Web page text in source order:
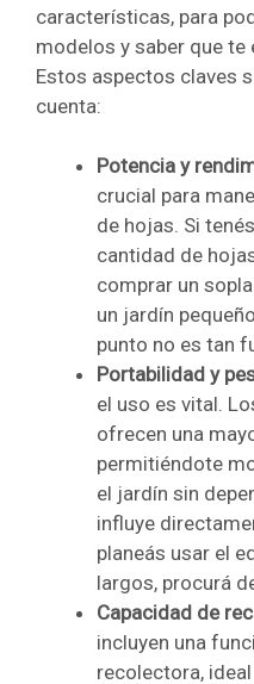
características, para
modelos y saber que te
Estos aspectos claves
cuenta:
Potencia y
crucial para
de hojas. Si
cantidad de
comprar un
un jardín
punto no es tan
Portabilidad y
el uso es vital.
ofrecen una
permitiéndote
el jardín sin
influye
planeás usar el
largos, procurá
Capacidad de
incluyen una
recolectora,